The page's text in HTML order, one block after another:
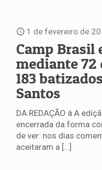
1 de fevereiro de
Camp Brasil
mediante 72
183
Santos
DA REDAÇÃO â A
encerrada da forma
de ver: nos dias
aceitaram a […]